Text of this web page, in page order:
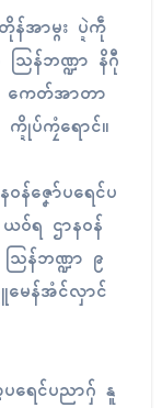
ာမ္ဂး ပ္ဍဲကဵု
န်ဘဏ္ဍာ နိဂီု
ကေတ်အာတာ
ဍိုပ်ကၠံရောၚ်။
န်ဇၞော်ပရေၚ်ပ
ဝ်ရ ဌာနဝန်
ြန်ဘဏ္ဍာ ၉
ေန်အံၚ်လှာၚ်
ေၚ်ပညာဂှ် နူ